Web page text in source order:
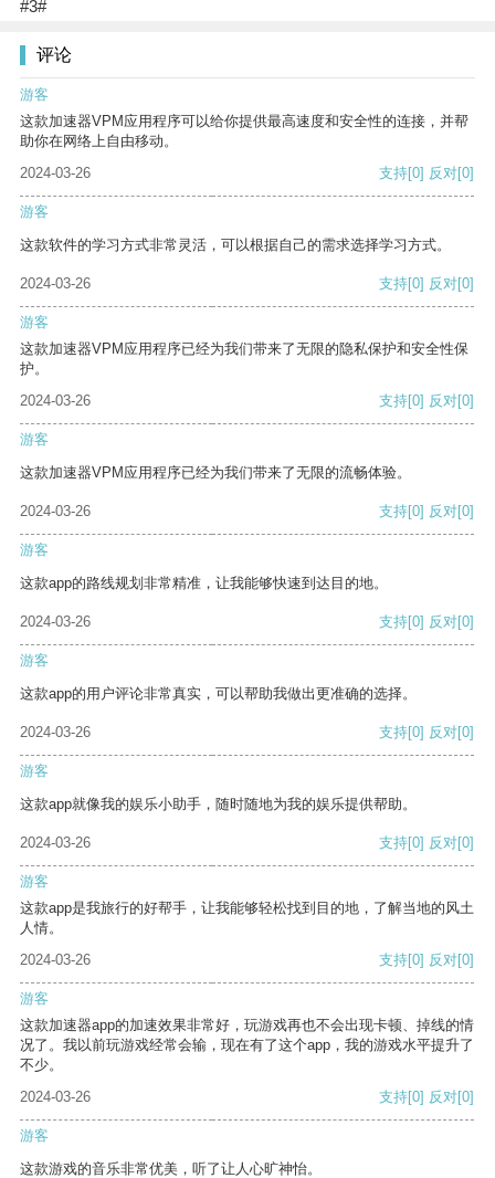
#3#
评论
游客
这款加速器VPM应用程序可以给你提供最高速度和安全性的连接，并帮
助你在网络上自由移动。
2024-03-26
支持[0] 反对[0]
游客
这款软件的学习方式非常灵活，可以根据自己的需求选择学习方式。
2024-03-26 支持[0] 反对[0]
游客
这款加速器VPM应用程序已经为我们带来了无限的隐私保护和安全性保
护。
2024-03-26
支持[0] 反对[0]
游客
这款加速器VPM应用程序已经为我们带来了无限的流畅体验。
2024-03-26 支持[0] 反对[0]
游客
这款app的路线规划非常精准，让我能够快速到达目的地。
2024-03-26 支持[0] 反对[0]
游客
这款app的用户评论非常真实，可以帮助我做出更准确的选择。
2024-03-26 支持[0] 反对[0]
游客
这款app就像我的娱乐小助手，随时随地为我的娱乐提供帮助。
2024-03-26 支持[0] 反对[0]
游客
这款app是我旅行的好帮手，让我能够轻松找到目的地，了解当地的风土
人情。
2024-03-26
支持[0] 反对[0]
游客
这款加速器app的加速效果非常好，玩游戏再也不会出现卡顿、掉线的情
况了。我以前玩游戏经常会输，现在有了这个app，我的游戏水平提升了
不少。
2024-03-26
支持[0] 反对[0]
游客
这款游戏的音乐非常优美，听了让人心旷神怡。